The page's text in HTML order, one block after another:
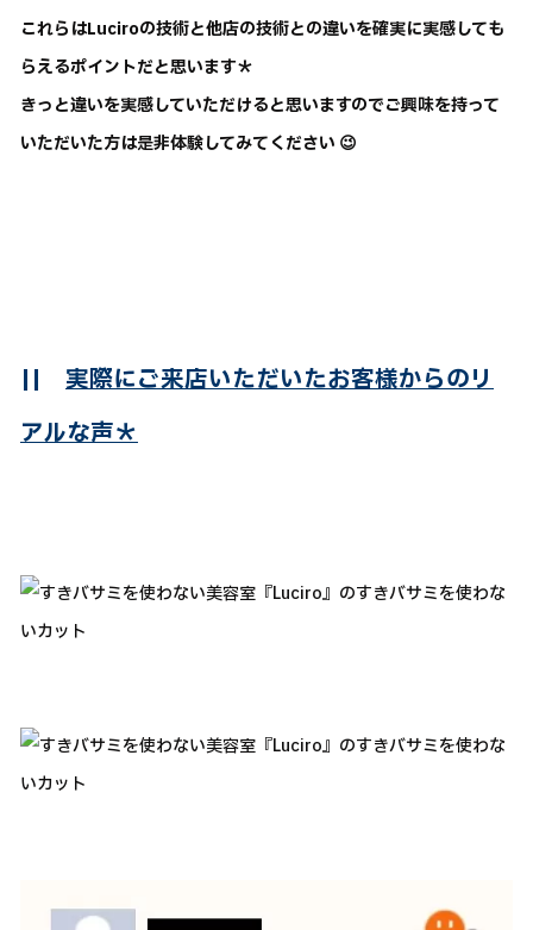
これらはLuciroの技術と他店の技術との違いを確実に実感しても
らえるポイントだと思います＊
きっと違いを実感していただけると思いますのでご興味を持って
いただいた方は是非体験してみてください 😉
|| 実際にご来店いただいたお客様からのリ
アルな声＊